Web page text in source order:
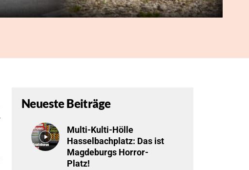
Neueste Beiträge
Multi-Kulti-Hölle
Hasselbachplatz: Das ist
Magdeburgs Horror-
Platz!